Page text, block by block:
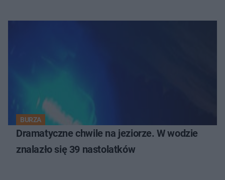
BURZA
Dramatyczne chwile na jeziorze. W wodzie
znalazło się 39 nastolatków